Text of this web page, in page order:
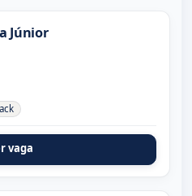
Júnior
vaga